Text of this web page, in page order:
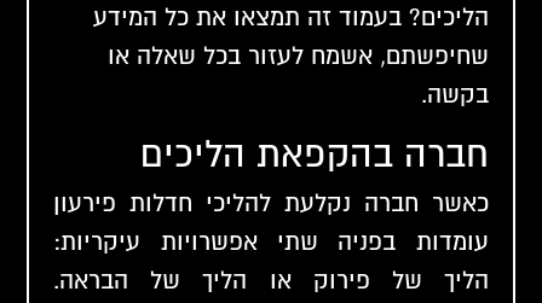
הליכים? בעמוד זה תמצאו את כל המידע
שחיפשתם, אשמח לעזור בכל שאלה או
בקשה.
חברה בהקפאת הליכים
כאשר חברה נקלעת להליכי חדלות פירעון
עומדות בפניה שתי אפשרויות עיקריות:
הליך של פירוק או הליך של הבראה.